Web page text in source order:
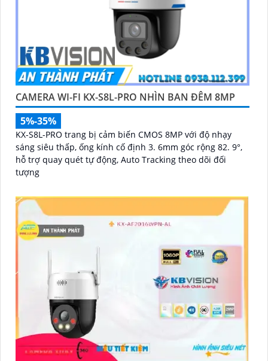
CAMERA WI-FI KX-S8L-PRO NHÌN BAN ĐÊM 8MP
5%-35%
KX-S8L-PRO trang bị cảm biến CMOS 8MP với độ nhạy
sáng siêu thấp, ống kính cố định 3. 6mm góc rộng 82. 9°,
hỗ trợ quay quét tự động, Auto Tracking theo dõi đối
tượng